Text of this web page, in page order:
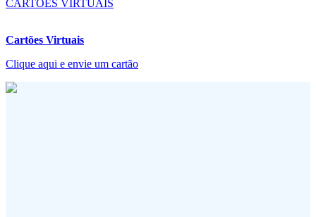
CARTÕES VIRTUAIS
Cartões Virtuais
Clique aqui e envie um cartão